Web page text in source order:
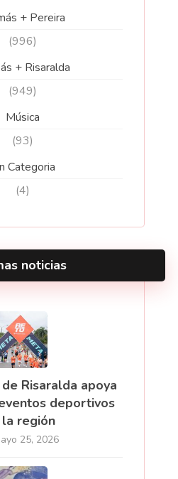
+ Pereira
(996)
+ Risaralda
(949)
Música
(93)
Categoria
(4)
noticias
Risaralda apoya
deportivos
región
25, 2026